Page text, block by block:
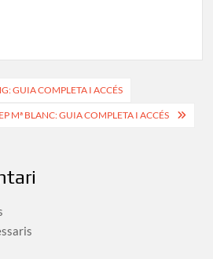
GUIA COMPLETA I ACCÉS
Mª BLANC: GUIA COMPLETA I ACCÉS